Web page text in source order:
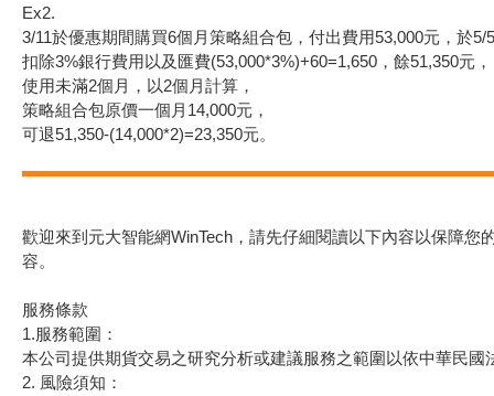
Ex2.
3/11於優惠期間購買6個月策略組合包，付出費用53,000元，於5/
扣除3%銀行費用以及匯費(53,000*3%)+60=1,650，餘51,350元，
使用未滿2個月，以2個月計算，
策略組合包原價一個月14,000元，
可退51,350-(14,000*2)=23,350元。
歡迎來到元大智能網WinTech，請先仔細閱讀以下內容以保障
容。
服務條款
1.服務範圍：
本公司提供期貨交易之研究分析或建議服務之範圍以依中華民
2. 風險須知：